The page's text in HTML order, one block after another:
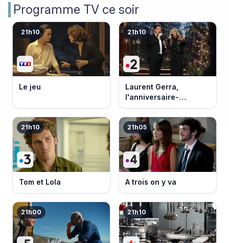
Programme TV ce soir
21h10
Le jeu
21h10
Laurent Gerra,
l'anniversaire-
événement
21h10
Tom et Lola
21h05
A trois on y va
21h00 21h10